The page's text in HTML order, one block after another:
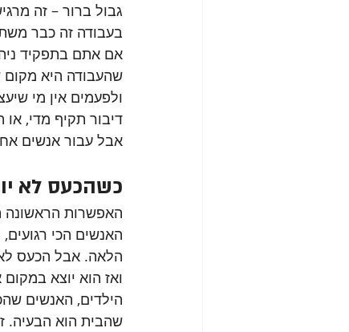
גבול ברור – זה
בעבודה זה כבר
אם אתם בתפקיד
שהעבודה היא מקום
ולפעמים אין מי
דיבור תקיף מדי,
אבל עבור אנשים
כשהכעס לא
האפשרות הראשונה
האנשים הכי
הלאה. אבל הכעס
ואז הוא יוצא
הילדים, האנשים
שהבית הוא הבעיה.